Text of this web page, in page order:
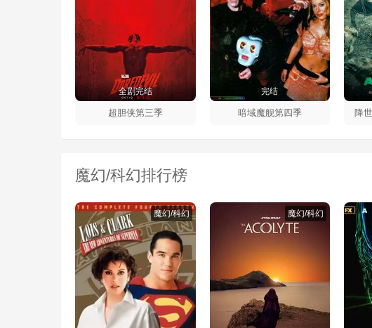
全剧完结
超胆侠第三季
完结
暗域魔舰第四季
魔幻/科幻排行榜
魔幻/科幻 魔幻/科幻